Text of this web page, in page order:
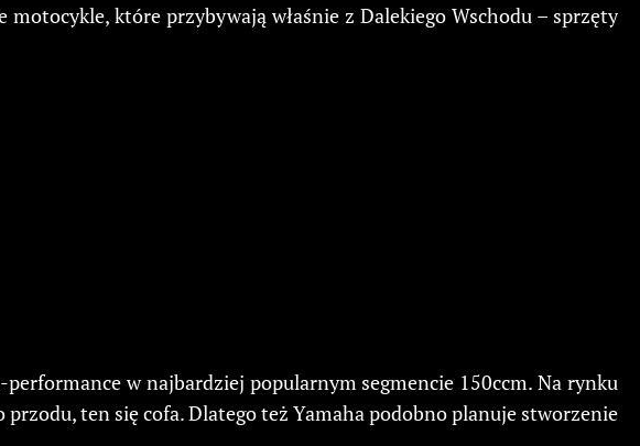
które przybywają właśnie z Dalekiego Wschodu – sprzęty
w najbardziej popularnym segmencie 150ccm. Na rynku
ten się cofa. Dlatego też Yamaha podobno planuje stworzenie